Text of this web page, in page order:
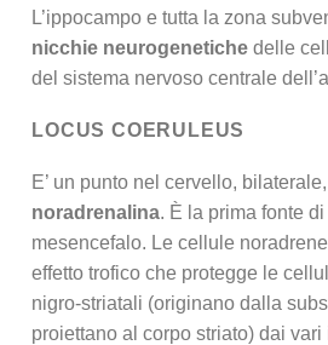
L’ippocampo e tutta la zona
nicchie neurogenetiche delle
del sistema nervoso centrale
LOCUS COERULEUS
E’ un punto nel cervello,
noradrenalina. È la prima fonte
mesencefalo. Le cellule
effetto trofico che protegge le
nigro-striatali (originano dalla
proiettano al corpo striato) dai